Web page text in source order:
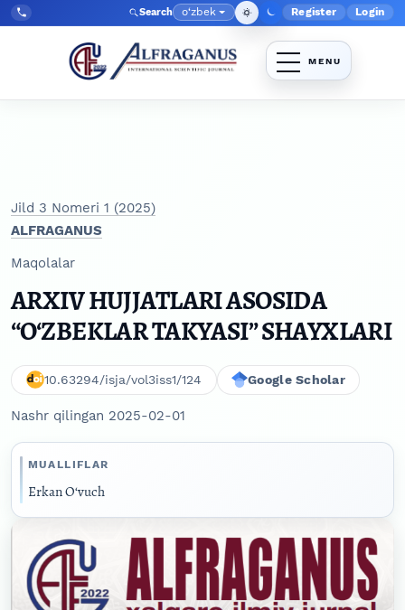
Skip to main navigation menu
Skip to main content
Skip to site footer
Tel:
+998903350930 Search Language
o‘zbek Admin
Register Login
Jild 3 Nomeri 1 (2025)
ALFRAGANUS
Maqolalar
ARXIV HUJJATLARI ASOSIDA
“O‘ZBEKLAR TAKYASI” SHAYXLARI
10.63294/isja/vol3iss1/124 Google Scholar
Nashr qilingan 2025-02-01
MUALLIFLAR
Erkan O‘vuch